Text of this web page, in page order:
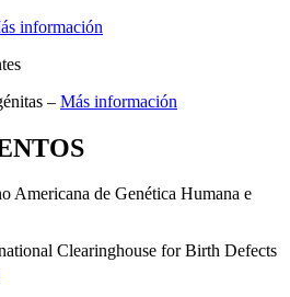
información
– Más información
Americana de Genética Humana e
Clearinghouse for Birth Defects